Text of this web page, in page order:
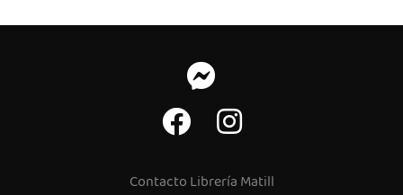
Contacto Librería Matill